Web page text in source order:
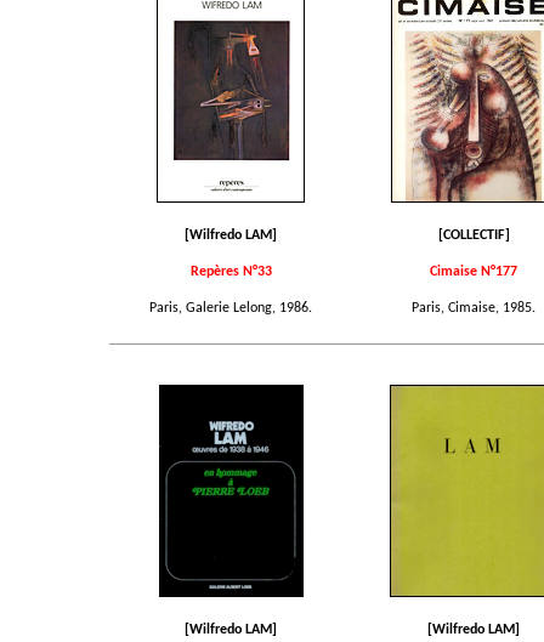
[Wilfredo LAM]
Repères N°33
Paris, Galerie Lelong, 1986.
[COLLECTIF]
Cimaise N°177
Paris, Cimaise, 1985.
[Wilfredo LAM] [Wilfredo LAM]